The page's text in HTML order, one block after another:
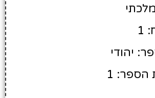
יהודי
הספר: 1